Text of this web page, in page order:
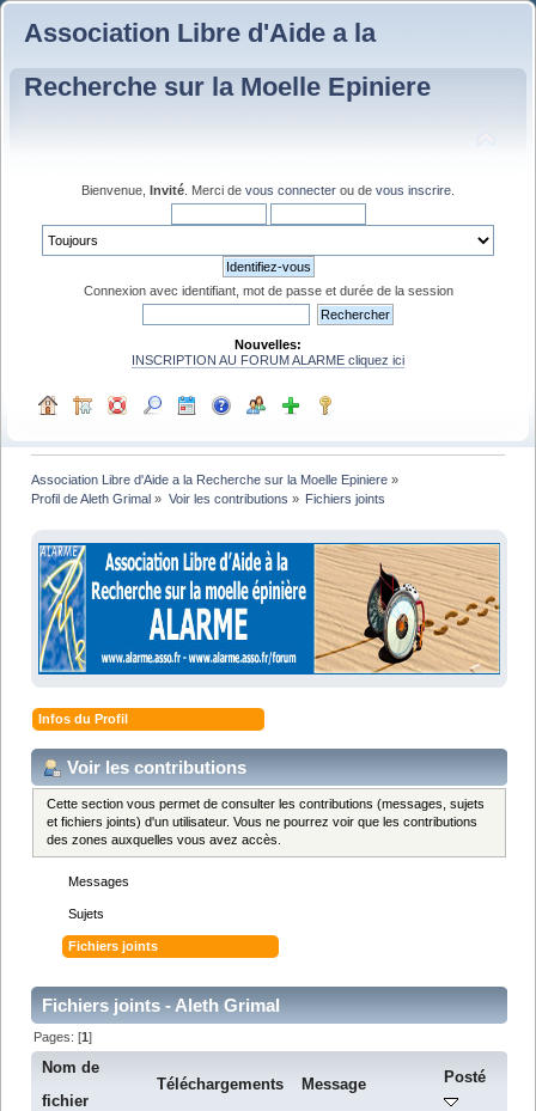
Association Libre d'Aide a la
Recherche sur la Moelle Epiniere
Bienvenue, Invité . Merci de vous connecter ou de vous inscrire
Connexion avec identifiant, mot de passe et durée de la session
Nouvelles:
INSCRIPTION AU FORUM ALARME cliquez ici
Association Libre d'Aide a la Recherche sur la Moelle Epiniere »
Profil de Aleth Grimal » Voir les contributions » Fichiers joints
Infos du Profil
Voir les contributions
Cette section vous permet de consulter les contributions (messages, sujets
et fichiers joints) d'un utilisateur. Vous ne pourrez voir que les contributions
des zones auxquelles vous avez accès.
Messages
Sujets
Fichiers joints
Fichiers joints - Aleth Grimal
Pages: [1]
Nom de
fichier
Téléchargements Message Posté